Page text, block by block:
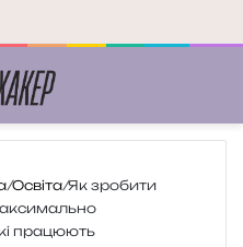
/Освіта/Як зробити
працюють